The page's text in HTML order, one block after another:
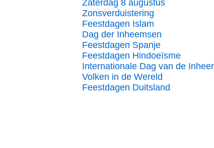
Zaterdag 8 augustus
Zonsverduistering
Feestdagen Islam
Dag der Inheemsen
Feestdagen Spanje
Feestdagen Hindoeïsme
Internationale Dag van de
Volken in de Wereld
Feestdagen Duitsland